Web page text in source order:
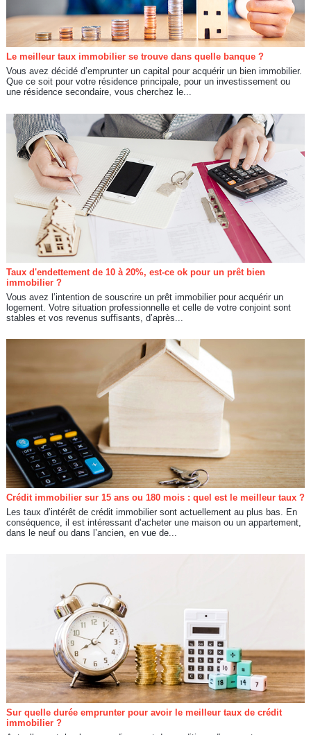
Le meilleur taux immobilier se trouve dans quelle banque ?
Vous avez décidé d’emprunter un capital pour acquérir un bien immobilier.
Que ce soit pour votre résidence principale, pour un investissement ou
une résidence secondaire, vous cherchez le...
Taux d'endettement de 10 à 20%, est-ce ok pour un prêt bien
immobilier ?
Vous avez l’intention de souscrire un prêt immobilier pour acquérir un
logement. Votre situation professionnelle et celle de votre conjoint sont
stables et vos revenus suffisants, d’après...
Crédit immobilier sur 15 ans ou 180 mois : quel est le meilleur taux ?
Les taux d’intérêt de crédit immobilier sont actuellement au plus bas. En
conséquence, il est intéressant d’acheter une maison ou un appartement,
dans le neuf ou dans l’ancien, en vue de...
Sur quelle durée emprunter pour avoir le meilleur taux de crédit
immobilier ?